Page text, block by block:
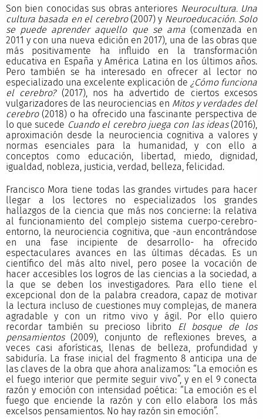
Son bien conocidas sus obras anteriores Neurocultura. Una
cultura basada en el cerebro(2007) y Neuroeducación. Solo
se puede aprender aquello que se ama(comenzada en
2011 y con una nueva edición en 2017), una de las obras que
más positivamente ha influido en la transformación
educativa en España y América Latina en los últimos años.
Pero también se ha interesado en ofrecer al lector no
especializado una excelente explicación de ¿Cómo funciona
el cerebro? (2017), nos ha advertido de ciertos excesos
vulgarizadores de las neurociencias en Mitos y verdades del
cerebro (2018) o ha ofrecido una fascinante perspectiva de
lo que sucede Cuando el cerebro juega con las ideas(2016),
aproximación desde la neurociencia cognitiva a valores y
normas esenciales para la humanidad, y con ello a
conceptos como educación, libertad, miedo, dignidad,
igualdad, nobleza, justicia, verdad, belleza, felicidad.
Francisco Mora tiene todas las grandes virtudes para hacer
llegar a los lectores no especializados los grandes
hallazgos de la ciencia que más nos concierne: la relativa
al funcionamiento del complejo sistema cuerpo-cerebro-
entorno, la neurociencia cognitiva, que -aun encontrándose
en una fase incipiente de desarrollo- ha ofrecido
espectaculares avances en las últimas décadas. Es un
científico del más alto nivel, pero posee la vocación de
hacer accesibles los logros de las ciencias a la sociedad, a
la que se deben los investigadores. Para ello tiene el
excepcional don de la palabra creadora, capaz de motivar
la lectura incluso de cuestiones muy complejas, de manera
agradable y con un ritmo vivo y ágil. Por ello quiero
recordar también su precioso librito El bosque de los
pensamientos(2009), conjunto de reflexiones breves, a
veces casi aforísticas, llenas de belleza, profundidad y
sabiduría. La frase inicial del fragmento 8 anticipa una de
las claves de la obra que ahora analizamos: “La emoción es
el fuego interior que permite seguir vivo”, y en el 9 conecta
razón y emoción con intensidad poética: “La emoción es el
fuego que enciende la razón y con ello elabora los más
excelsos pensamientos. No hay razón sin emoción”.